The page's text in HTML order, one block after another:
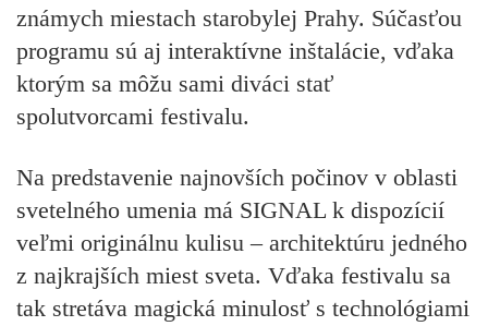
známych miestach starobylej Prahy. Súčasťou
programu sú aj interaktívne inštalácie, vďaka
ktorým sa môžu sami diváci stať
spolutvorcami festivalu.
Na predstavenie najnovších počinov v oblasti
svetelného umenia má SIGNAL k dispozícií
veľmi originálnu kulisu – architektúru jedného
z najkrajších miest sveta. Vďaka festivalu sa
tak stretáva magická minulosť s technológiami